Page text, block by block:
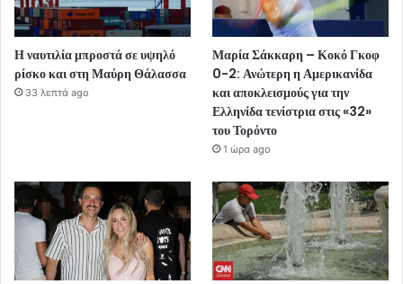
Η ναυτιλία μπροστά σε υψηλό
ρίσκο και στη Μαύρη Θάλασσα
33 λεπτά ago
Μαρία Σάκκαρη – Κοκό Γκοφ
0-2: Ανώτερη η Αμερικανίδα
και αποκλεισμούς για την
Ελληνίδα τενίστρια στις «32»
του Τορόντο
1 ώρα ago